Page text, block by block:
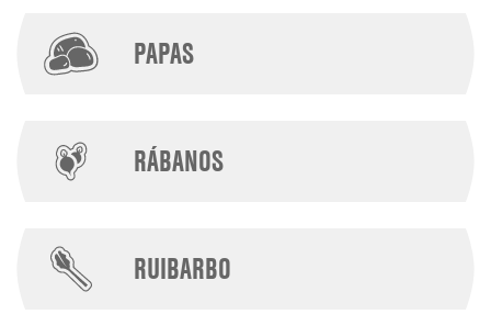
PAPAS
RÁBANOS
RUIBARBO